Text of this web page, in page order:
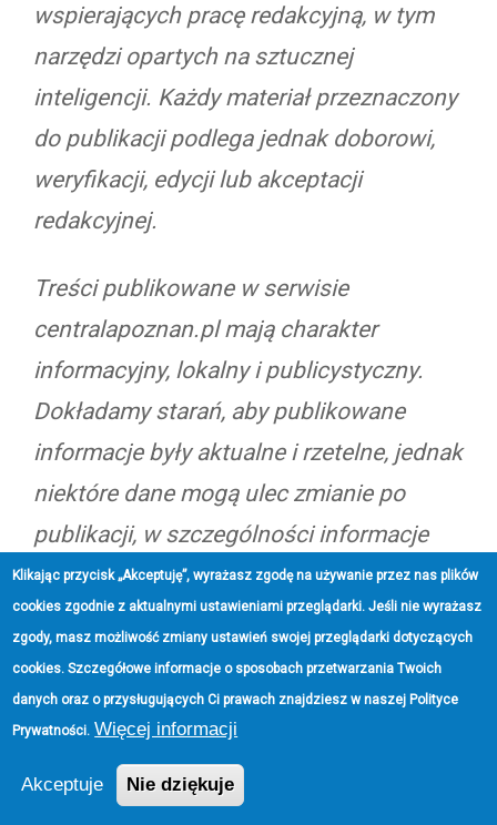
wspierających pracę redakcyjną, w tym
narzędzi opartych na sztucznej
inteligencji. Każdy materiał przeznaczony
do publikacji podlega jednak doborowi,
weryfikacji, edycji lub akceptacji
redakcyjnej.
Treści publikowane w serwisie
centralapoznan.pl mają charakter
informacyjny, lokalny i publicystyczny.
Dokładamy starań, aby publikowane
informacje były aktualne i rzetelne, jednak
niektóre dane mogą ulec zmianie po
publikacji, w szczególności informacje
dotyczące przepisów prawa, opłat,
terminów, wydarzeń, komunikacji, godzin
otwarcia, decyzji urzędowych oraz ofert
podmiotów zewnętrznych.
Serwis nie zastępuje indywidualnej
porady prawnej, podatkowej, medycznej,
Klikając przycisk „Akceptuję”, wyrażasz zgodę na używanie przez nas plików
cookies zgodnie z aktualnymi ustawieniami przeglądarki. Jeśli nie wyrażasz
zgody, masz możliwość zmiany ustawień swojej przeglądarki dotyczących
cookies. Szczegółowe informacje o sposobach przetwarzania Twoich
danych oraz o przysługujących Ci prawach znajdziesz w naszej Polityce
Prywatności. Więcej informacji
Akceptuje Nie dziękuje